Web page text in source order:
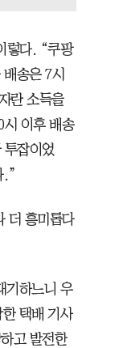
렇다. “쿠팡
송은 7시
란 소득을
시 이후 배송
투잡이었
.”
더 흥미롭다
기하느니 우
택배 기사
고 발전한